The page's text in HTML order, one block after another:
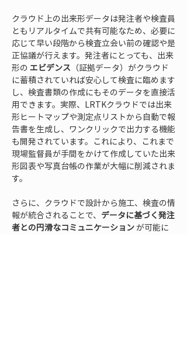
クラウド上の出来形データは発注者や検査員
ともリアルタイムで共有可能なため、必要に
応じて早い段階から検査立会い前の確認や是
正協議が行えます。発注者にとっても、出来
形の エビデンス （証拠データ）がクラウド
に蓄積されていれば安心して検査に臨めます
し、検査書類の作成にもそのデータを直接活
用できます。実際、LRTKクラウドでは出来
形ヒートマップや測定点リストから自動で報
告書を生成し、ワンクリックで出力する機能
も開発されています。これにより、これまで
現場監督員が手間をかけて作成していた出来
形図表や写真台帳の作業が大幅に削減されま
す。
さらに、クラウドで設計から施工、検査の情
報が統合されることで、 データに基づく発注
者との円滑なコミュニケーション が可能に